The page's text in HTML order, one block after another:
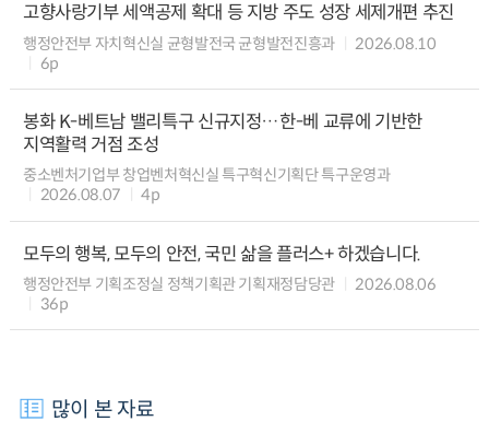
고향사랑기부 세액공제 확대 등 지방 주도 성장 세제개편 추진
행정안전부 자치혁신실 균형발전국 균형발전진흥과
2026.08.10
6p
봉화 K-베트남 밸리특구 신규지정…한-베 교류에 기반한
지역활력 거점 조성
중소벤처기업부 창업벤처혁신실 특구혁신기획단 특구운영과
2026.08.07
4p
모두의 행복, 모두의 안전, 국민 삶을 플러스+ 하겠습니다.
행정안전부 기획조정실 정책기획관 기획재정담당관
2026.08.06
36p
많이 본 자료